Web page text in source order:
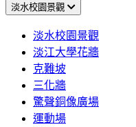
淡水校園景觀
淡水校園景觀
淡江大學花牆
克難坡
三化牆
驚聲銅像廣場
運動場